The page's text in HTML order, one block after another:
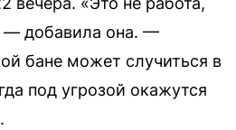
— добавила она. —
бане может случиться в
под угрозой окажутся